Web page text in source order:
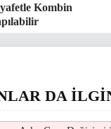
Kombin
DA